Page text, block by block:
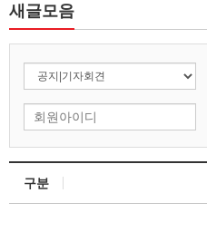
새글모음
구분